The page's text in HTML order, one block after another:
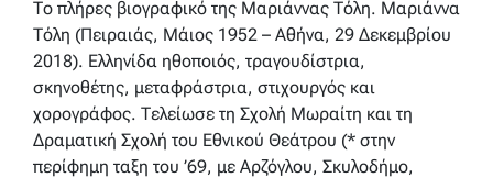
Το πλήρες βιογραφικό της Μαριάννας Τόλη. Μαριάννα
Τόλη (Πειραιάς, Μάιος 1952 – Αθήνα, 29 Δεκεμβρίου
2018). Ελληνίδα ηθοποιός, τραγουδίστρια,
σκηνοθέτης, μεταφράστρια, στιχουργός και
χορογράφος. Τελείωσε τη Σχολή Μωραίτη και τη
Δραματική Σχολή του Εθνικού Θεάτρου (* στην
περίφημη ταξη του ’69, με Αρζόγλου, Σκυλοδήμο,